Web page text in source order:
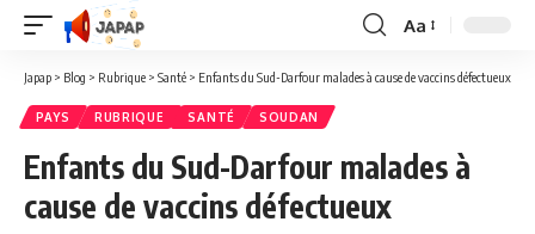
Redimensionner
la
Aa
Japap > Blog > Rubrique > Santé > Enfants du Sud-Darfour malades à cause de vaccins défectueux
PAYS RUBRIQUE SANTÉ SOUDAN
Enfants du Sud-Darfour malades à
cause de vaccins défectueux